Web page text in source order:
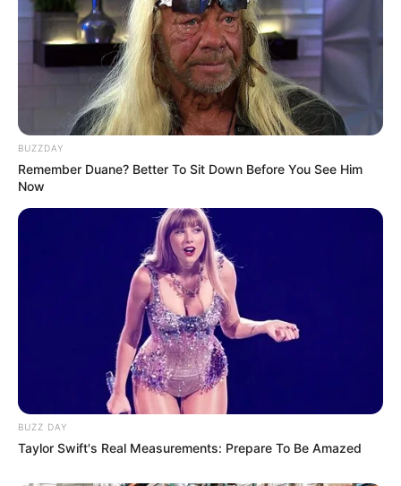
BUZZDAY
Remember Duane? Better To Sit Down Before You See Him
Now
BUZZ DAY
Taylor Swift's Real Measurements: Prepare To Be Amazed